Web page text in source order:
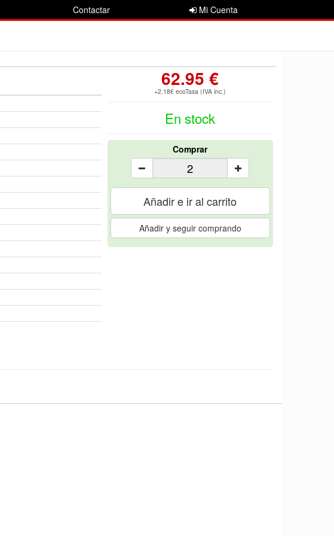
Contactar Mi Cuenta
62.95 €
+2.18€ ecoTasa (IVA inc.)
En stock
Comprar
Añadir e ir al carrito
Añadir y seguir comprando